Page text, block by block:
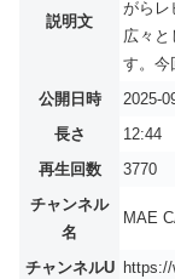
説明文
がらレ
広々と
す。今
公開日時
2025-
長さ
12:44
再生回数
3770
チャンネル
名
MAE
チャンネルU